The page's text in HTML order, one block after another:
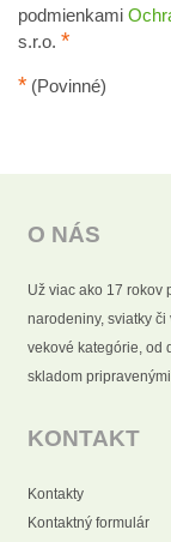
podmienkami
s.r.o. *
* (Povinné)
O NÁS
Už viac ako 17 rokov
narodeniny, sviatky
vekové kategórie, od
skladom
KONTAKT
Kontakty
Kontaktný formulár